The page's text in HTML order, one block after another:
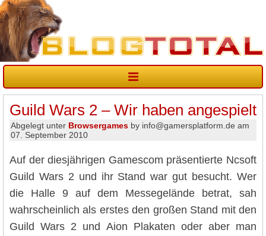
Guild Wars 2 – Wir haben angespielt
Abgelegt unter Browsergames by info@gamersplatform.de am
07. September 2010
Auf der diesjährigen Gamescom präsentierte Ncsoft
Guild Wars 2 und ihr Stand war gut besucht. Wer
die Halle 9 auf dem Messegelände betrat, sah
wahrscheinlich als erstes den großen Stand mit den
Guild Wars 2 und Aion Plakaten oder aber man